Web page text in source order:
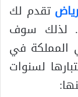
تقدم لك
لذلك سوف
المملكة في
لسنوات